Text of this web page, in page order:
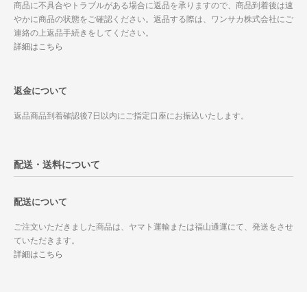
商品に不具合やトラブルがある場合に返品を承りますので、商品到着後は速
やかに商品の状態をご確認ください。返品する際は、ワンサカ株式会社にご
連絡の上返品手続きをしてください。
詳細はこちら
返金について
返品商品到着確認後7日以内にご指定口座にお振込いたします。
配送・送料について
配送について
ご注文いただきました商品は、ヤマト運輸または福山通運にて、発送をさせ
ていただきます。
詳細はこちら